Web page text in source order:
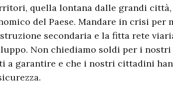
quella lontana dalle grandi
del Paese. Mandare in crisi per
secondaria e la fitta rete
Non chiediamo soldi per i nostri
a garantire e che i nostri cittadini